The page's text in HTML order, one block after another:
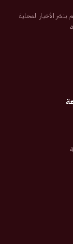
سعودية تم تأسيسها عام 2007م تهتم بنشر الأخبار المحلية